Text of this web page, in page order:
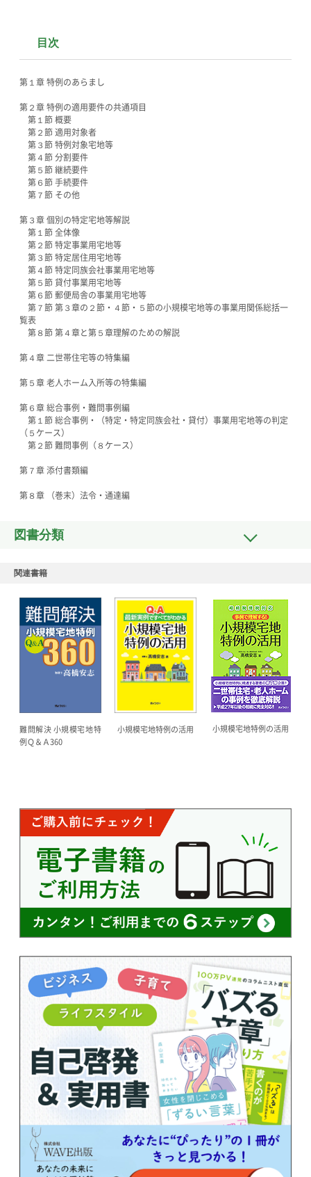
目次
第１章 特例のあらまし
第２章 特例の適用要件の共通項目
第１節 概要
第２節 適用対象者
第３節 特例対象宅地等
第４節 分割要件
第５節 継続要件
第６節 手続要件
第７節 その他
第３章 個別の特定宅地等解説
第１節 全体像
第２節 特定事業用宅地等
第３節 特定居住用宅地等
第４節 特定同族会社事業用宅地等
第５節 貸付事業用宅地等
第６節 郵便局舎の事業用宅地等
第７節 第３章の２節・４節・５節の小規模宅地等の事業用関係総括一
覧表
第８節 第４章と第５章理解のための解説
第４章 二世帯住宅等の特集編
第５章 老人ホーム入所等の特集編
第６章 総合事例・難問事例編
第１節 総合事例・（特定・特定同族会社・貸付）事業用宅地等の判定
（５ケース）
第２節 難問事例（８ケース）
第７章 添付書類編
第８章 （巻末）法令・通達編
図書分類
関連書籍
難問解決 小規模宅地特
例Ｑ＆Ａ360
小規模宅地特例の活用 小規模宅地特例の活用